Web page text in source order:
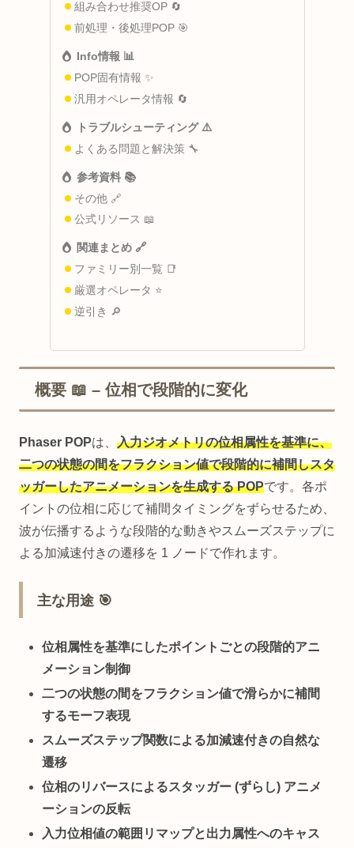
組み合わせ推奨OP 🔄
前処理・後処理POP 🎯
Info情報 📊
POP固有情報 ✨
汎用オペレータ情報 🔄
トラブルシューティング ⚠️
よくある問題と解決策 🔧
参考資料 📚
その他 🔗
公式リソース 📖
関連まとめ 🔗
ファミリー別一覧 📑
厳選オペレータ ⭐
逆引き 🔎
概要 📖 – 位相で段階的に変化
Phaser POPは、 入力ジオメトリの位相属性を基準に、
二つの状態の間をフラクション値で段階的に補間しスタ
ッガーしたアニメーションを生成する POPです。各ポ
イントの位相に応じて補間タイミングをずらせるため、
波が伝播するような段階的な動きやスムーズステップに
よる加減速付きの遷移を 1 ノードで作れます。
主な用途 🎯
位相属性を基準にしたポイントごとの段階的アニ
メーション制御
二つの状態の間をフラクション値で滑らかに補間
するモーフ表現
スムーズステップ関数による加減速付きの自然な
遷移
位相のリバースによるスタッガー (ずらし) アニメ
ーションの反転
入力位相値の範囲リマップと出力属性へのキャス